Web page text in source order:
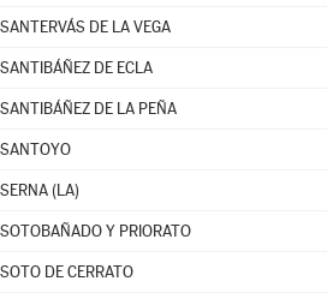
SANTERVÁS DE LA VEGA
SANTIBÁÑEZ DE ECLA
SANTIBÁÑEZ DE LA PEÑA
SANTOYO
SERNA (LA)
SOTOBAÑADO Y PRIORATO
SOTO DE CERRATO